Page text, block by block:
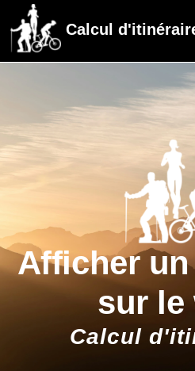
Calcul
Afficher
sur le
Calcul